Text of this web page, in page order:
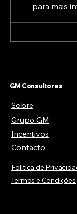
A Europa já
para mais
GM Consultores
Sobre
Grupo GM
Incentivos
Contacto
Politica de
Termos e Condições